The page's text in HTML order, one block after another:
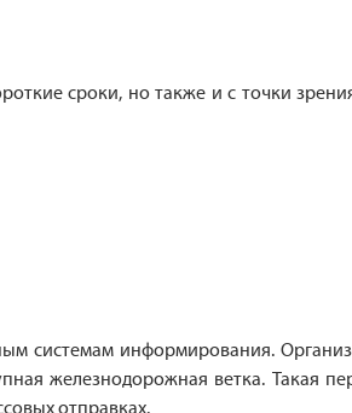
сроки, но также и с точки
системам информирования.
железнодорожная ветка. Такая
отправках.